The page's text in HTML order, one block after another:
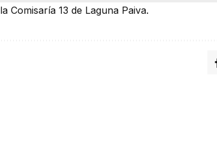
Comisaría 13 de Laguna Paiva.